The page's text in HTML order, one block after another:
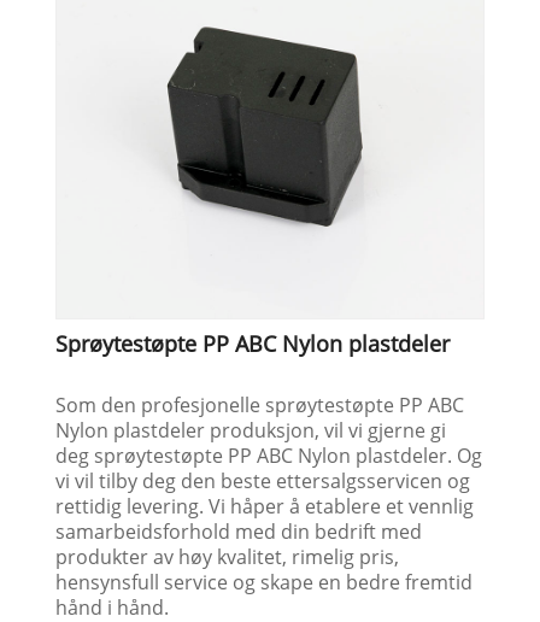
Sprøytestøpte PP ABC Nylon plastdeler
Som den profesjonelle sprøytestøpte PP ABC
Nylon plastdeler produksjon, vil vi gjerne gi
deg sprøytestøpte PP ABC Nylon plastdeler. Og
vi vil tilby deg den beste ettersalgsservicen og
rettidig levering. Vi håper å etablere et vennlig
samarbeidsforhold med din bedrift med
produkter av høy kvalitet, rimelig pris,
hensynsfull service og skape en bedre fremtid
hånd i hånd.